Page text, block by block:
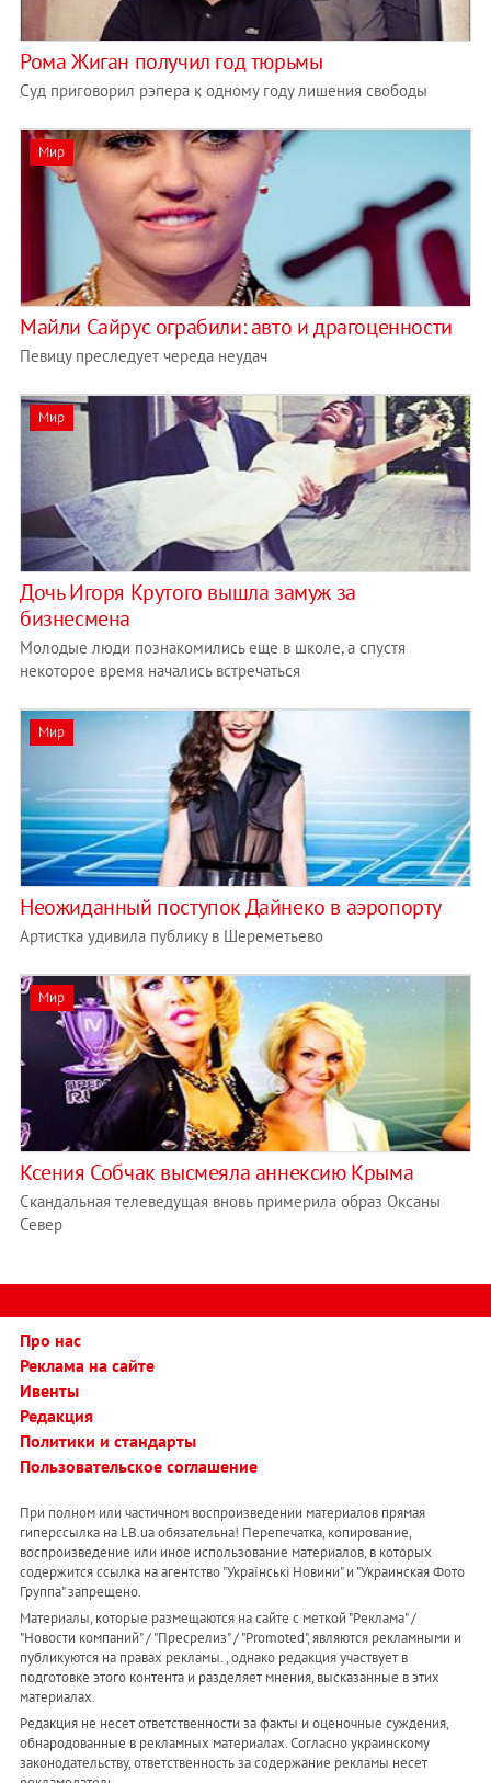
Рома Жиган получил год тюрьмы
Суд приговорил рэпера к одному году лишения свободы
Мир
Майли Сайрус ограбили: авто и драгоценности
Певицу преследует череда неудач
Мир
Дочь Игоря Крутого вышла замуж за
бизнесмена
Молодые люди познакомились еще в школе, а спустя
некоторое время начались встречаться
Мир
Неожиданный поступок Дайнеко в аэропорту
Артистка удивила публику в Шереметьево
Мир
Ксения Собчак высмеяла аннексию Крыма
Скандальная телеведущая вновь примерила образ Оксаны
Север
Про нас
Реклама на сайте
Ивенты
Редакция
Политики и стандарты
Пользовательское соглашение
При полном или частичном воспроизведении материалов прямая
гиперссылка на LB.ua обязательна! Перепечатка, копирование,
воспроизведение или иное использование материалов, в которых
содержится ссылка на агентство "Українськi Новини" и "Украинская Фото
Группа" запрещено.
Материалы, которые размещаются на сайте с меткой "Реклама" /
"Новости компаний" / "Пресрелиз" / "Promoted", являются рекламными и
публикуются на правах рекламы. , однако редакция участвует в
подготовке этого контента и разделяет мнения, высказанные в этих
материалах.
Редакция не несет ответственности за факты и оценочные суждения,
обнародованные в рекламных материалах. Согласно украинскому
законодательству, ответственность за содержание рекламы несет